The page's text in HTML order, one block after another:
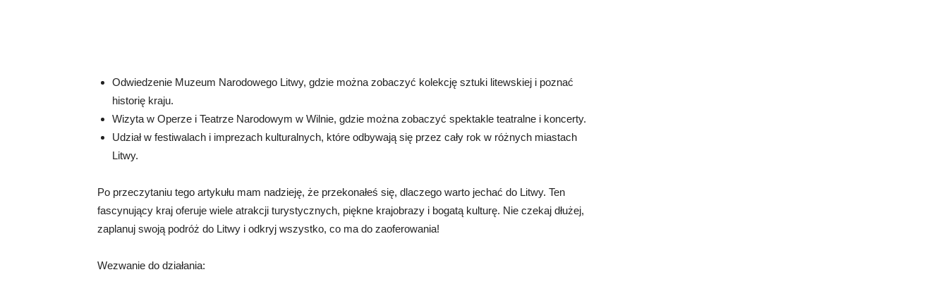
Odwiedzenie Muzeum Narodowego Litwy, gdzie można zobaczyć kolekcję sztuki litewskiej i poznać
historię kraju.
Wizyta w Operze i Teatrze Narodowym w Wilnie, gdzie można zobaczyć spektakle teatralne i koncerty.
Udział w festiwalach i imprezach kulturalnych, które odbywają się przez cały rok w różnych miastach
Litwy.
Po przeczytaniu tego artykułu mam nadzieję, że przekonałeś się, dlaczego warto jechać do Litwy. Ten
fascynujący kraj oferuje wiele atrakcji turystycznych, piękne krajobrazy i bogatą kulturę. Nie czekaj dłużej,
zaplanuj swoją podróż do Litwy i odkryj wszystko, co ma do zaoferowania!
Wezwanie do działania: